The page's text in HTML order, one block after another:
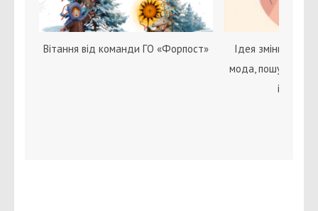
Вітання від команди ГО «Форпост»
Ідея зміни статі
мода, пошук себе